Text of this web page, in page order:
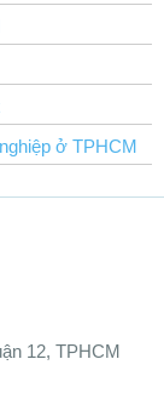
ở TPHCM
12, TPHCM